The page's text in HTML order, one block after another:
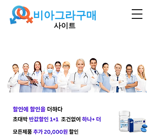
비아그라구매
사이트